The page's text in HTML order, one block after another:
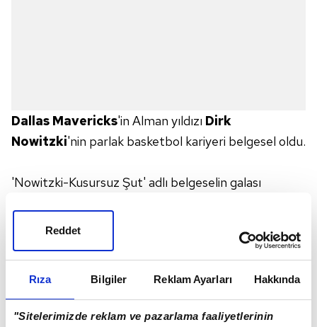
Rıza Bilgiler Reklam Ayarları Hakkında
"Sitelerimizde reklam ve pazarlama faaliyetlerinin
Reddet
Dallas Mavericks'in Alman yıldızı Dirk
Nowitzki'nin parlak basketbol kariyeri belgesel oldu.
'Nowitzki-Kusursuz Şut' adlı belgeselin galası
Maverick Koçu Rick Carlisle'ın yanı sıra oyunculardan
Monta Ellis ve Devin Harris de katıldı. Nowitzki'nin
eski takım arkadaşı Michael Finley de davetliler
arasındaydı.